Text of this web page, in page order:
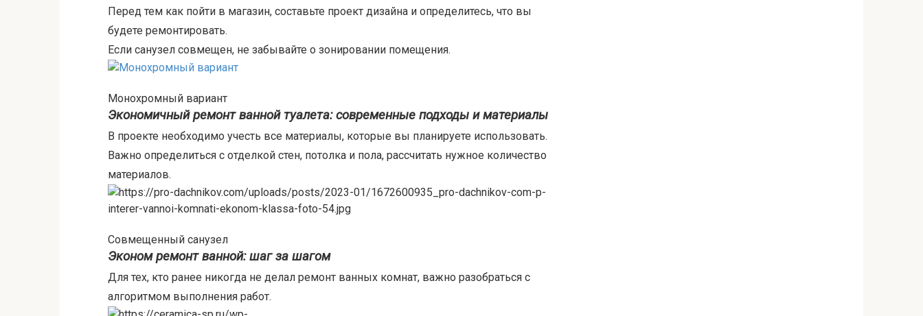
Перед тем как пойти в магазин, составьте проект дизайна и определитесь, что вы
будете ремонтировать.
Если санузел совмещен, не забывайте о зонировании помещения.
Монохромный вариант
Экономичный ремонт ванной туалета: современные подходы и материалы
В проекте необходимо учесть все материалы, которые вы планируете использовать.
Важно определиться с отделкой стен, потолка и пола, рассчитать нужное количество
материалов.
Совмещенный санузел
Эконом ремонт ванной: шаг за шагом
Для тех, кто ранее никогда не делал ремонт ванных комнат, важно разобраться с
алгоритмом выполнения работ.